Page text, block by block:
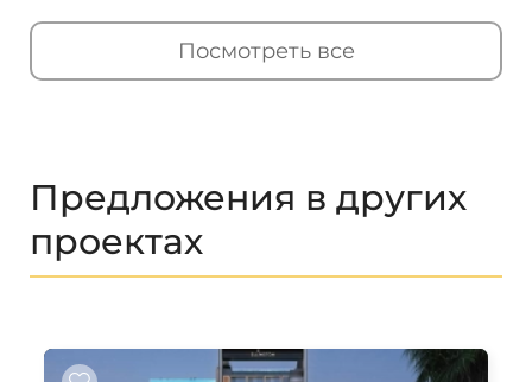
Посмотреть все
Предложения в других
проектах